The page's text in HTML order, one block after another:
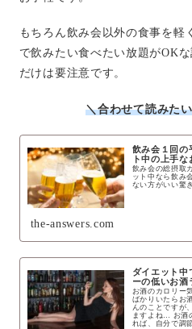
もちろん飲み会以外の食事を軽
で飲みたい食べたい放題がOK
だけは要注意です。
＼合わせて読みた
飲み会１回
ト中の上手
飲み会の総摂取
ット中なら飲み
ない方がいい驚
the-answers.com
ダイエット中
ーの低いお酒
お酒のカロリー
ばかりいたらお
んのことですが
ますよね… お酒
れば、自分で調